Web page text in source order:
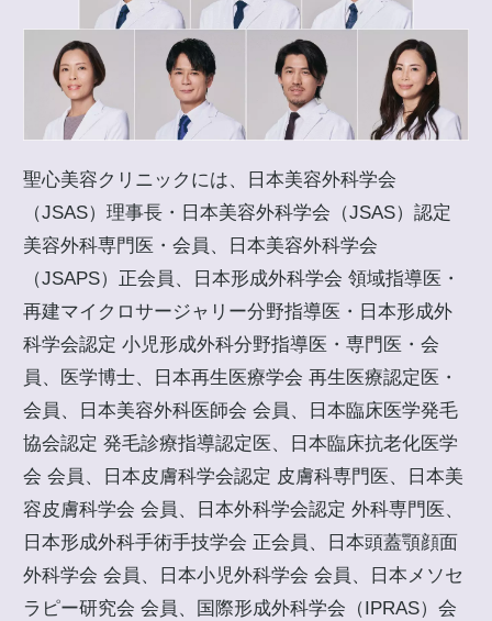
聖心美容クリニックには、日本美容外科学会
（JSAS）理事長・日本美容外科学会（JSAS）認定
美容外科専門医・会員、日本美容外科学会
（JSAPS）正会員、日本形成外科学会 領域指導医・
再建マイクロサージャリー分野指導医・日本形成外
科学会認定 小児形成外科分野指導医・専門医・会
員、医学博士、日本再生医療学会 再生医療認定医・
会員、日本美容外科医師会 会員、日本臨床医学発毛
協会認定 発毛診療指導認定医、日本臨床抗老化医学
会 会員、日本皮膚科学会認定 皮膚科専門医、日本美
容皮膚科学会 会員、日本外科学会認定 外科専門医、
日本形成外科手術手技学会 正会員、日本頭蓋顎顔面
外科学会 会員、日本小児外科学会 会員、日本メソセ
ラピー研究会 会員、国際形成外科学会（IPRAS）会